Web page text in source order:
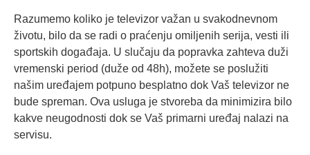
Razumemo koliko je televizor važan u svakodnevnom
životu, bilo da se radi o praćenju omiljenih serija, vesti ili
sportskih događaja. U slučaju da popravka zahteva duži
vremenski period (duže od 48h), možete se poslužiti
našim uređajem potpuno besplatno dok Vaš televizor ne
bude spreman. Ova usluga je stvoreba da minimizira bilo
kakve neugodnosti dok se Vaš primarni uređaj nalazi na
servisu.